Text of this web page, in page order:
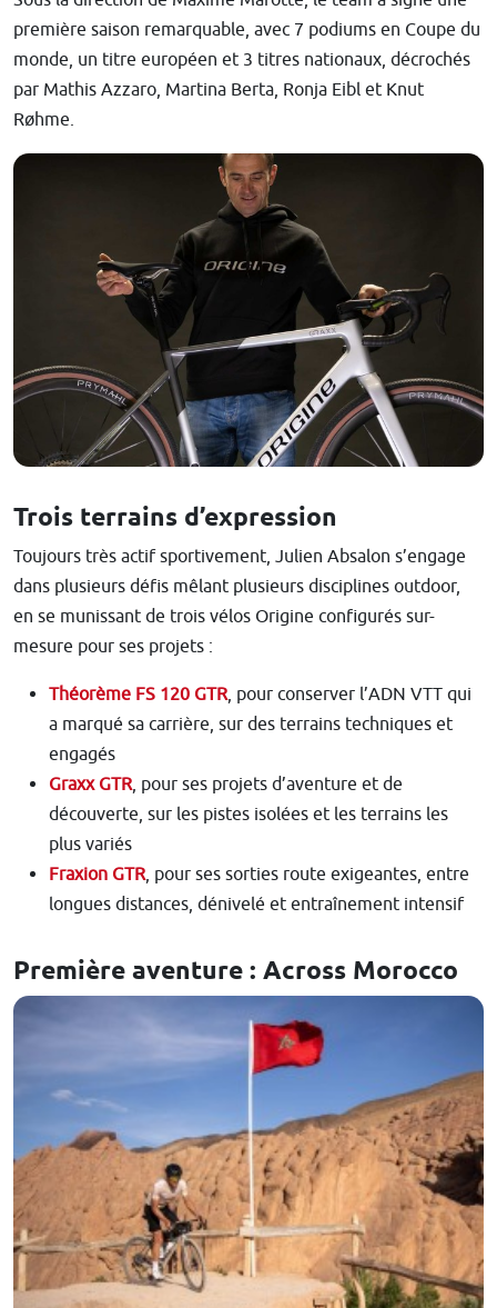
première saison remarquable, avec 7 podiums en Coupe du
monde, un titre européen et 3 titres nationaux, décrochés
par Mathis Azzaro, Martina Berta, Ronja Eibl et Knut
Røhme.
Trois terrains d’expression
Toujours très actif sportivement, Julien Absalon s’engage
dans plusieurs défis mêlant plusieurs disciplines outdoor,
en se munissant de trois vélos Origine configurés sur-
mesure pour ses projets :
Théorème FS 120 GTR, pour conserver l’ADN VTT qui
a marqué sa carrière, sur des terrains techniques et
engagés
Graxx GTR, pour ses projets d’aventure et de
découverte, sur les pistes isolées et les terrains les
plus variés
Fraxion GTR, pour ses sorties route exigeantes, entre
longues distances, dénivelé et entraînement intensif
Première aventure : Across Morocco